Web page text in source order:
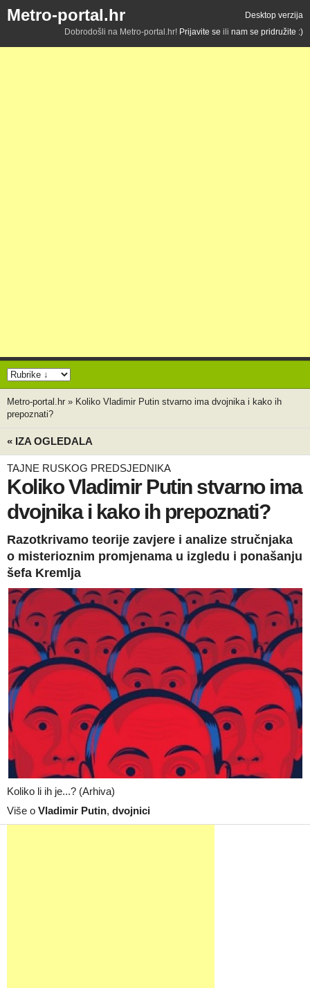
Metro-portal.hr
Desktop verzija
Dobrodošli na Metro-portal.hr! Prijavite se ili nam se pridružite :)
Metro-portal.hr » Koliko Vladimir Putin stvarno ima dvojnika i kako ih
prepoznati?
« IZA OGLEDALA
TAJNE RUSKOG PREDSJEDNIKA
Koliko Vladimir Putin stvarno ima
dvojnika i kako ih prepoznati?
Razotkrivamo teorije zavjere i analize stručnjaka
o misterioznim promjenama u izgledu i ponašanju
šefa Kremlja
Koliko li ih je...? (Arhiva)
Više o Vladimir Putin, dvojnici